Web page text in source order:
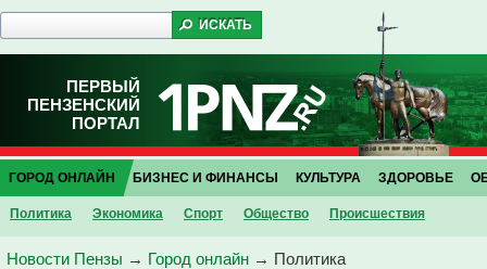
ПЕРВЫЙ
ПЕНЗЕНСКИЙ
ПОРТАЛ
ГОРОД ОНЛАЙН
Политика Экономика Спорт Общество Проиcшествия
БИЗНЕС И ФИНАНСЫ КУЛЬТУРА ЗДОРОВЬЕ
Новости Пензы → Город онлайн → Политика